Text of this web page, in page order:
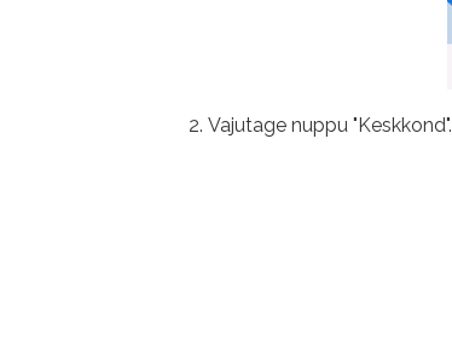
Vajutage nuppu "Keskkond".